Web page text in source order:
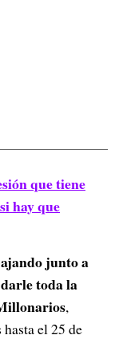
que tiene
hay que
junto a
toda la
,
el 25 de